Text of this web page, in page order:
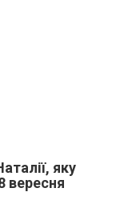
яку
вересня